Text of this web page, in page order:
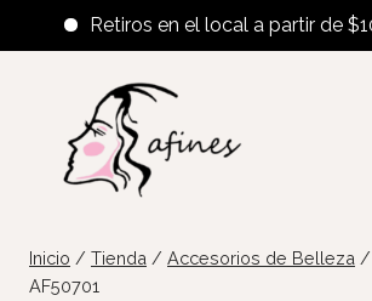
Retiros en el local a partir de
contenido
Inicio / Tienda / Accesorios de Belleza /
AF50701